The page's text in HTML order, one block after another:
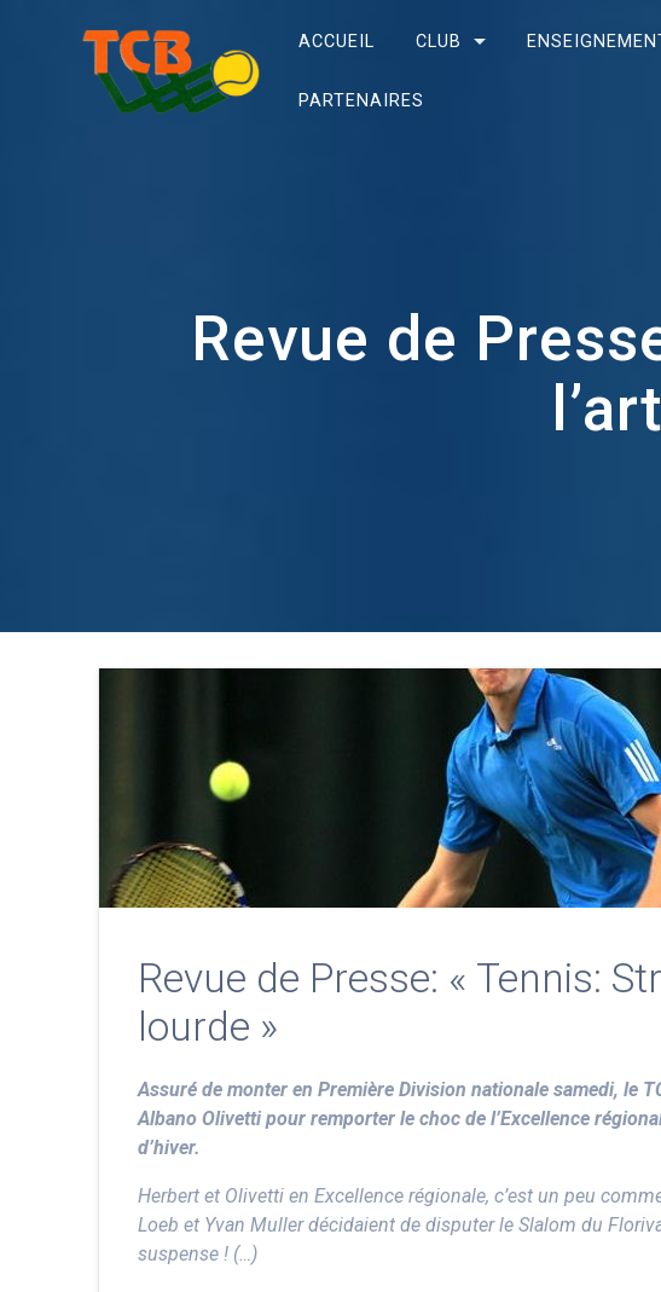
ACCUEIL CLUB
PARTENAIRES
Revue de
Revue de Presse: « Tennis:
lourde »
Assuré de monter en Première Division nationale samedi, le
Albano Olivetti pour remporter le chocde l’Excellence
d’hiver.
Herbert et Olivetti en Excellence régionale, c’est un peu
Loeb et Yvan Muller décidaient de disputer le Slalom du
suspense ! (…)